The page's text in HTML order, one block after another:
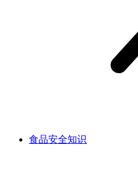
食品安全知识